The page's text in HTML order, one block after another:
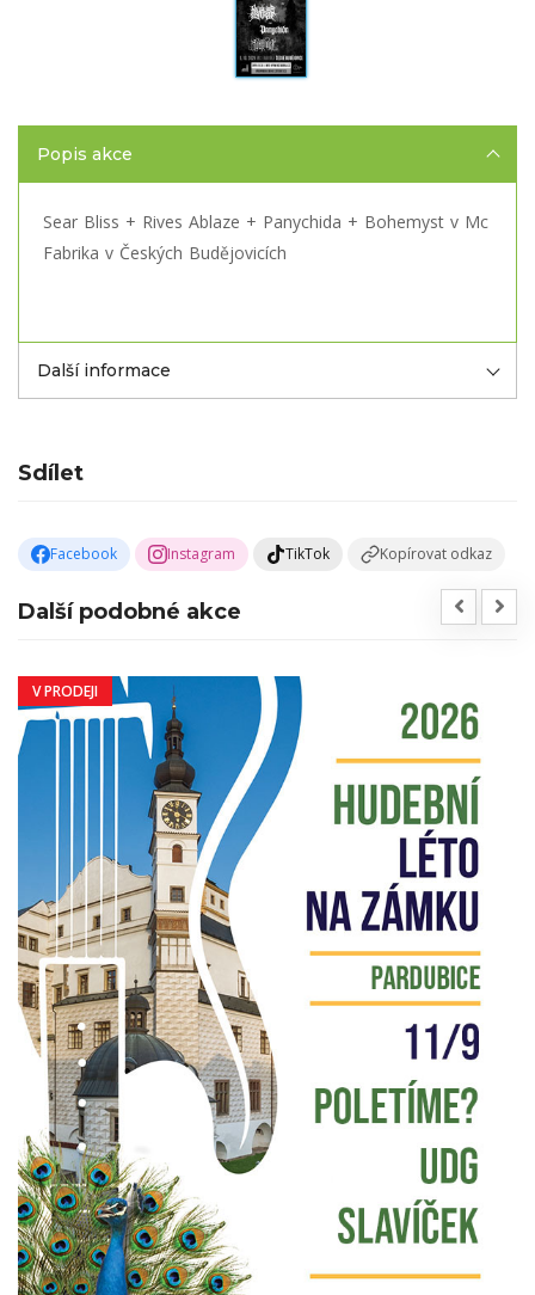
Popis akce
Sear Bliss + Rives Ablaze + Panychida + Bohemyst v Mc
Fabrika v Českých Budějovicích
Další informace
Sdílet
Facebook Instagram TikTok Kopírovat odkaz
Další podobné akce
V PRODEJI